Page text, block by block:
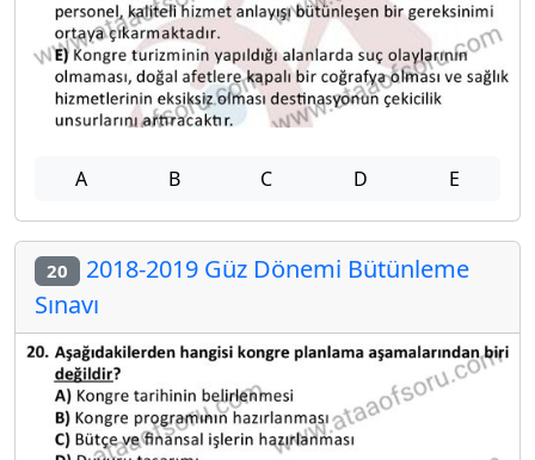
A B C D E
20 2018-2019 Güz Dönemi Bütünleme
Sınavı